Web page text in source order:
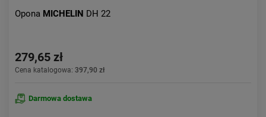
Opona MICHELIN DH 22
279,65 zł
Cena katalogowa: 397,90 zł
Darmowa dostawa